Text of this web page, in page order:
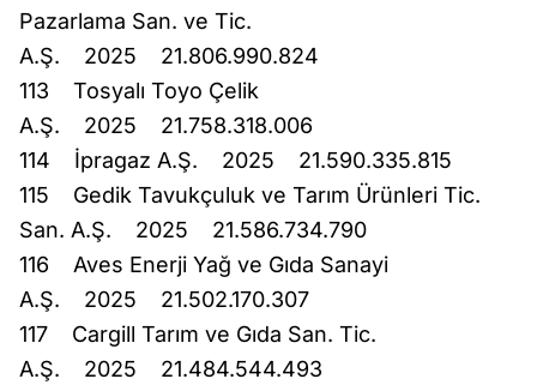
Pazarlama San. ve Tic.
A.Ş. 2025 21.806.990.824
113 Tosyalı Toyo Çelik
A.Ş. 2025 21.758.318.006
114 İpragaz A.Ş. 2025 21.590.335.815
115 Gedik Tavukçuluk ve Tarım Ürünleri Tic.
San. A.Ş. 2025 21.586.734.790
116 Aves Enerji Yağ ve Gıda Sanayi
A.Ş. 2025 21.502.170.307
117 Cargill Tarım ve Gıda San. Tic.
A.Ş. 2025 21.484.544.493